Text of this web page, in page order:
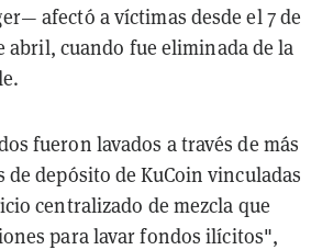
afectó a víctimas desde el 7 de
abril, cuando fue eliminada de la
fueron lavados a través de más
de depósito de KuCoin vinculadas
centralizado de mezcla que
para lavar fondos ilícitos",